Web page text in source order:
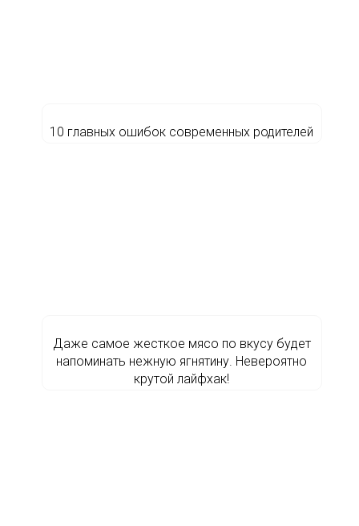
10 главных ошибок современных родителей
Даже самое жесткое мясо по вкусу будет
напоминать нежную ягнятину. Невероятно
крутой лайфхак!